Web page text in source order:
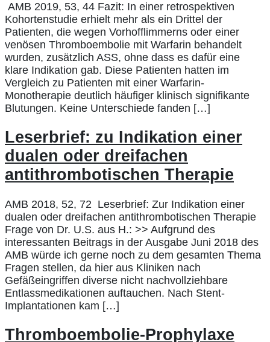
AMB 2019, 53, 44 Fazit: In einer retrospektiven
Kohortenstudie erhielt mehr als ein Drittel der
Patienten, die wegen Vorhofflimmerns oder einer
venösen Thromboembolie mit Warfarin behandelt
wurden, zusätzlich ASS, ohne dass es dafür eine
klare Indikation gab. Diese Patienten hatten im
Vergleich zu Patienten mit einer Warfarin-
Monotherapie deutlich häufiger klinisch signifikante
Blutungen. Keine Unterschiede fanden […]
Leserbrief: zu Indikation einer
dualen oder dreifachen
antithrombotischen Therapie
AMB 2018, 52, 72 Leserbrief: Zur Indikation einer
dualen oder dreifachen antithrombotischen Therapie
Frage von Dr. U.S. aus H.: >> Aufgrund des
interessanten Beitrags in der Ausgabe Juni 2018 des
AMB würde ich gerne noch zu dem gesamten Thema
Fragen stellen, da hier aus Kliniken nach
Gefäßeingriffen diverse nicht nachvollziehbare
Entlassmedikationen auftauchen. Nach Stent-
Implantationen kam […]
Thromboembolie-Prophylaxe